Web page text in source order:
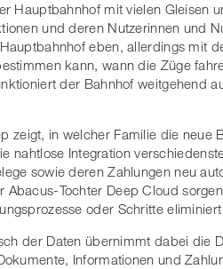
Hauptbahnhof mit vielen Gleisen
und deren Nutzerinnen und
eben, allerdings mit
kann, wann die Züge
der Bahnhof weitgehend
zeigt, in welcher Familie die neue
nahtlose Integration
sowie deren Zahlungen neu
Abacus-Tochter Deep Cloud
oder Schritte
der Daten übernimmt dabei die
Informationen und